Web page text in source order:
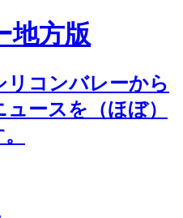
地方版
リコンバレーから
ースを（ほぼ）